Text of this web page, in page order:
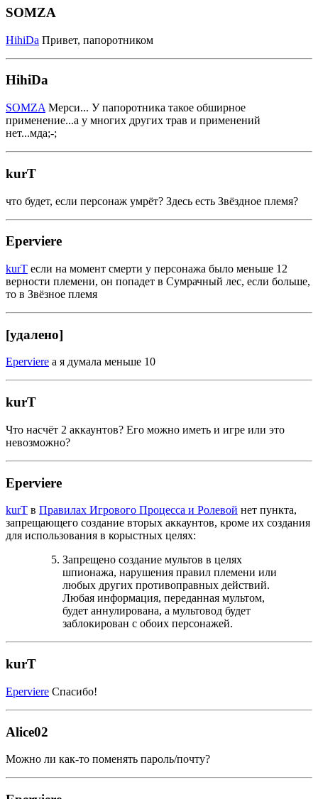
SOMZA
HihiDa Привет, папоротником
HihiDa
SOMZA Мерси... У папоротника такое обширное
применение...а у многих других трав и применений
нет...мда;-;
kurT
что будет, если персонаж умрёт? Здесь есть Звёздное племя?
Eperviere
kurT если на момент смерти у персонажа было меньше 12
верности племени, он попадет в Сумрачный лес, если больше,
то в Звёзное племя
[удалено]
Eperviere а я думала меньше 10
kurT
Что насчёт 2 аккаунтов? Его можно иметь и игре или это
невозможно?
Eperviere
kurT в Правилах Игрового Процесса и Ролевой нет пункта,
запрещающего создание вторых аккаунтов, кроме их создания
для использования в корыстных целях:
Запрещено создание мультов в целях
шпионажа, нарушения правил племени или
любых других противоправных действий.
Любая информация, переданная мультом,
будет аннулирована, а мультовод будет
заблокирован с обоих персонажей.
kurT
Eperviere Спасибо!
Alice02
Можно ли как-то поменять пароль/почту?